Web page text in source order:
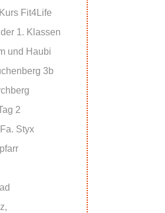
Fit4Life
1. Klassen
und Haubi
3b
2
Styx